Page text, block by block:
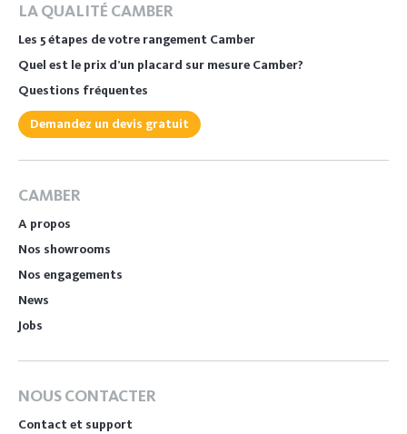
LA QUALITÉ CAMBER
Les 5 étapes de votre rangement Camber
Quel est le prix d’un placard sur mesure Camber?
Questions fréquentes
Demandez un devis gratuit
CAMBER
A propos
Nos showrooms
Nos engagements
News
Jobs
NOUS CONTACTER
Contact et support